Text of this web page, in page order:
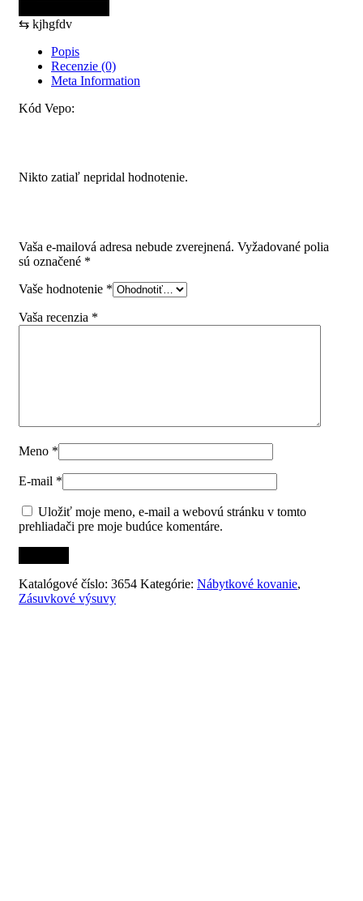
hranatých
horných
relingov
H204/400mm
farba
biela
⇆ kjhgfdv
Popis
Recenzie (0)
Meta Information
Kód Vepo:
Nikto zatiaľ nepridal hodnotenie.
Vaša e-mailová adresa nebude zverejnená. Vyžadované polia
sú označené *
Vaše hodnotenie *
Vaša recenzia *
Meno *
E-mail *
Uložiť moje meno, e-mail a webovú stránku v tomto
prehliadači pre moje budúce komentáre.
Katalógové číslo: 3654 Kategórie: Nábytkové kovanie,
Zásuvkové výsuvy